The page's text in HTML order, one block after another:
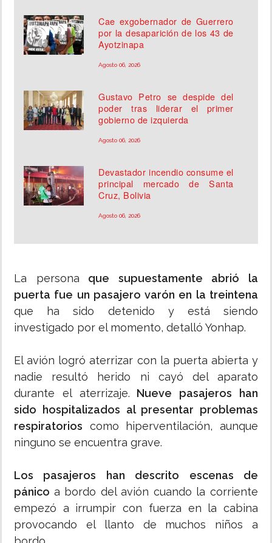
Cae exgobernador de Guerrero
por la desaparición de los 43 de
Ayotzinapa
Agosto 06, 2026
Gustavo Petro se despide del
poder tras liderar el primer
gobierno de izquierda
Agosto 06, 2026
Devastador incendio consume el
principal mercado de Santa
Cruz, Bolivia
Agosto 06, 2026
La persona que supuestamente abrió la
puerta fue un pasajero varón en la treintena
que ha sido detenido y está siendo
investigado por el momento, detalló Yonhap.
El avión logró aterrizar con la puerta abierta y
nadie resultó herido ni cayó del aparato
durante el aterrizaje. Nueve pasajeros han
sido hospitalizados al presentar problemas
respiratorios como hiperventilación, aunque
ninguno se encuentra grave.
Los pasajeros han descrito escenas de
pánico a bordo del avión cuando la corriente
empezó a irrumpir con fuerza en la cabina
provocando el llanto de muchos niños a